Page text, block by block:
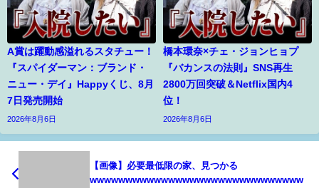
A賞は躍動感溢れるスタチュー！
『スパイダーマン：ブランド・
ニュー・デイ』Happyくじ、8月
7日発売開始
2026年8月6日
橋本環奈×チェ・ジョンヒョプ
『バカンスの法則』SNS再生
2800万回突破＆Netflix国内4
位！
2026年8月6日
【画像】必要最低限の家、見つかる
wwwwwwwwwwwwwwwwwwwwwwwwwwwwww